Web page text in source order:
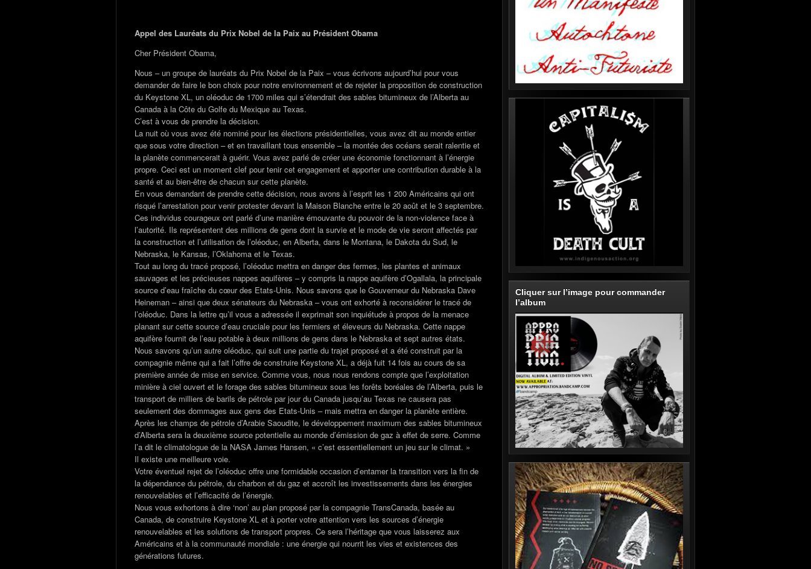
Appel des Lauréats du Prix Nobel de la Paix au Président Obama
Cher Président Obama,
Nous – un groupe de lauréats du Prix Nobel de la Paix – vous écrivons aujourd’hui pour vous
demander de faire le bon choix pour notre environnement et de rejeter la proposition de construction
du Keystone XL, un oléoduc de 1700 miles qui s’étendrait des sables bitumineux de l’Alberta au
Canada à la Côte du Golfe du Mexique au Texas.
C’est à vous de prendre la décision.
La nuit où vous avez été nominé pour les élections présidentielles, vous avez dit au monde entier
que sous votre direction – et en travaillant tous ensemble – la montée des océans serait ralentie et
la planète commencerait à guérir. Vous avez parlé de créer une économie fonctionnant à l’énergie
propre. Ceci est un moment clef pour tenir cet engagement et apporter une contribution durable à la
santé et au bien-être de chacun sur cette planète.
En vous demandant de prendre cette décision, nous avons à l’esprit les 1 200 Américains qui ont
risqué l’arrestation pour venir protester devant la Maison Blanche entre le 20 août et le 3 septembre.
Ces individus courageux ont parlé d’une manière émouvante du pouvoir de la non-violence face à
l’autorité. Ils représentent des millions de gens dont la survie et le mode de vie seront affectés par
la construction et l’utilisation de l’oléoduc, en Alberta, dans le Montana, le Dakota du Sud, le
Nebraska, le Kansas, l’Oklahoma et le Texas.
Tout au long du tracé proposé, l’oléoduc mettra en danger des fermes, les plantes et animaux
sauvages et les précieuses nappes aquifères – y compris la nappe aquifère d’Ogallala, la principale
source d’eau fraîche du cœur des Etats-Unis. Nous savons que le Gouverneur du Nebraska Dave
Heineman – ainsi que deux sénateurs du Nebraska – vous ont exhorté à reconsidérer le tracé de
l’oléoduc. Dans la lettre qu’il vous a adressée il exprimait son inquiétude à propos de la menace
planant sur cette source d’eau cruciale pour les fermiers et éleveurs du Nebraska. Cette nappe
aquifère fournit de l’eau potable à deux millions de gens dans le Nebraska et sept autres états.
Nous savons qu’un autre oléoduc, qui suit une partie du trajet proposé et a été construit par la
compagnie même qui a fait l’offre de construire Keystone XL, a déjà fuit 14 fois au cours de sa
première année de mise en service. Comme vous, nous nous rendons compte que l’exploitation
minière à ciel ouvert et le forage des sables bitumineux sous les forêts boréales de l’Alberta, puis le
transport de milliers de barils de pétrole par jour du Canada jusqu’au Texas ne causera pas
seulement des dommages aux gens des Etats-Unis – mais mettra en danger la planète entière.
Après les champs de pétrole d’Arabie Saoudite, le développement maximum des sables bitumineux
d’Alberta sera la deuxième source potentielle au monde d’émission de gaz à effet de serre. Comme
l’a dit le climatologue de la NASA James Hansen, « c’est essentiellement un jeu sur le climat. »
Il existe une meilleure voie.
Votre éventuel rejet de l’oléoduc offre une formidable occasion d’entamer la transition vers la fin de
la dépendance du pétrole, du charbon et du gaz et accroît les investissements dans les énergies
renouvelables et l’efficacité de l’énergie.
Nous vous exhortons à dire ‘non’ au plan proposé par la compagnie TransCanada, basée au
Canada, de construire Keystone XL et à porter votre attention vers les sources d’énergie
renouvelables et les solutions de transport propres. Ce sera l’héritage que vous laisserez aux
Américains et à la communauté mondiale : une énergie qui nourrit les vies et existences des
générations futures.
Cliquer sur l’image pour commander
l’album